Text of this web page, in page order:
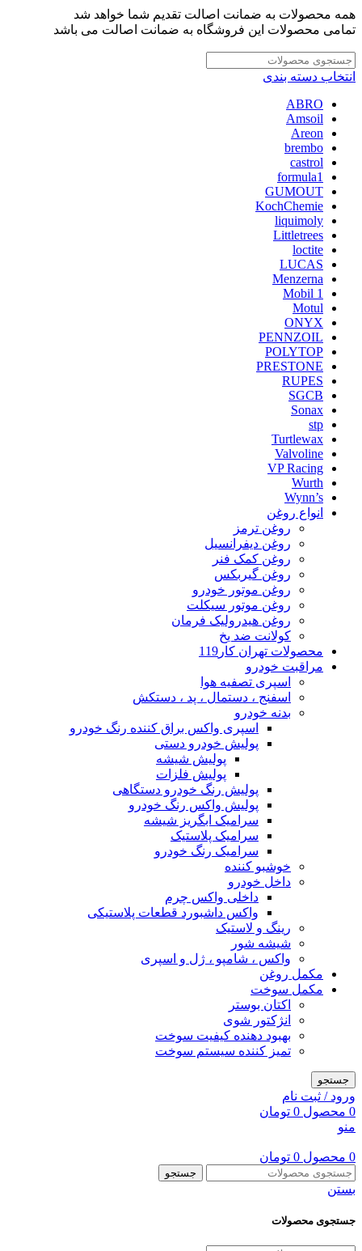
همه محصولات به ضمانت اصالت تقدیم شما خواهد شد
تمامی محصولات این فروشگاه به ضمانت اصالت می باشد
انتخاب دسته بندی
ABRO
Amsoil
Areon
brembo
castrol
formula1
GUMOUT
KochChemie
liquimoly
Littletrees
loctite
LUCAS
Menzerna
Mobil 1
Motul
ONYX
PENNZOIL
POLYTOP
PRESTONE
RUPES
SGCB
Sonax
stp
Turtlewax
Valvoline
VP Racing
Wurth
Wynn’s
انواع روغن
روغن ترمز
روغن دیفرانسیل
روغن کمک فنر
روغن گیربکس
روغن موتور خودرو
روغن موتور سیکلت
روغن هیدرولیک فرمان
کولانت ضد یخ
محصولات تهران کار119
مراقبت خودرو
اسپری تصفیه هوا
اسفنج ، دستمال ، پد ، دستکش
بدنه خودرو
اسپری واکس براق کننده رنگ خودرو
پولیش خودرو دستی
پولیش شیشه
پولیش فلزات
پولیش رنگ خودرو دستگاهی
پولیش واکس رنگ خودرو
سرامیک ابگریز شیشه
سرامیک پلاستیک
سرامیک رنگ خودرو
خوشبو کننده
داخل خودرو
داخلی واکس چرم
واکس داشبورد قطعات پلاستیکی
رینگ و لاستیک
شیشه شور
واکس ، شامپو ، ژل و اسپری
مکمل روغن
مکمل سوخت
اکتان بوستر
انژکتور شوی
بهبود دهنده کیفیت سوخت
تمیز کننده سیستم سوخت
جستجو
ورود / ثبت نام
0 محصول 0 تومان
منو
0 محصول 0 تومان
جستجو
بستن
جستجوی محصولات